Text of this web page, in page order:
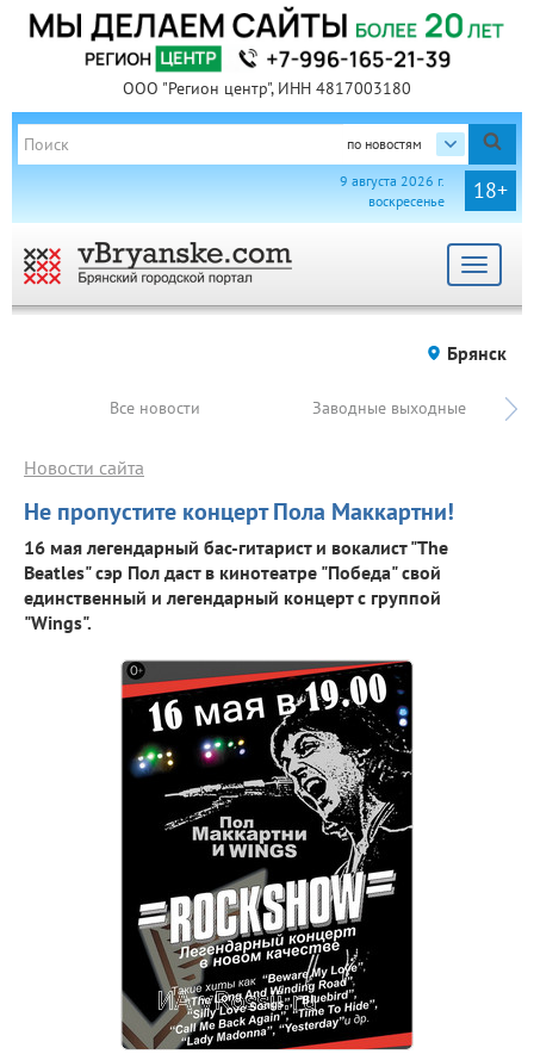
ООО "Регион центр", ИНН 4817003180
по новостям
18+
9 августа 2026 г.
воскресенье
Toggle
Брянск
Все новости Заводные выходные
Не пропустите концерт Пола Маккартни!
Новости сайта
16 мая легендарный бас-гитарист и вокалист "The
Beatles" сэр Пол даст в кинотеатре "Победа" свой
единственный и легендарный концерт с группой
"Wings".